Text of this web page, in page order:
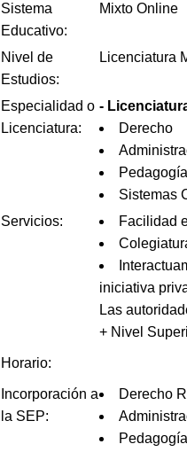
Sistema
Educativo:
Mixto Online
Nivel de
Estudios:
Licenciatura
Especialidad o
Licenciatura:
-
Derecho
Pedagogía
Sistemas
Servicios:
Facilidad
iniciativa
Las
+ Nivel
Horario:
Incorporación a
la SEP:
Derecho